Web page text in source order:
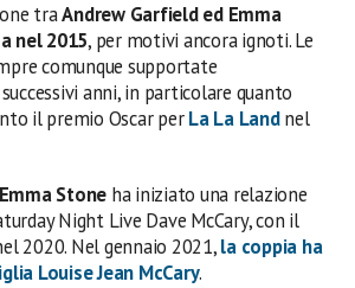
traAndrew Garfield ed Emma
nel 2015, per motivi ancora ignoti. Le
comunque supportate
anni, in particolare quanto
il premio Oscar perLa La Landnel
Emma Stone ha iniziato una relazione
Night Live Dave McCary, con il
2020. Nel gennaio 2021,la coppia ha
Louise Jean McCary.